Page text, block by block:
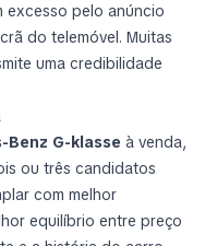
excesso pelo anúncio
do telemóvel. Muitas
uma credibilidade
Benz G-klasse à venda,
ou três candidatos
com melhor
equilíbrio entre preço